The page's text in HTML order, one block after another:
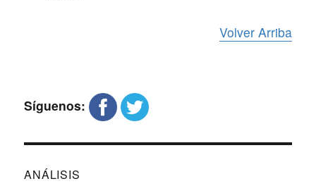
Volver Arriba
Síguenos:
ANÁLISIS